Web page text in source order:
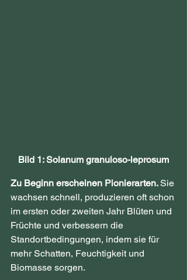
Bild 1: Solanum granuloso-leprosum
Zu Beginn erscheinen Pionierarten. Sie
wachsen schnell, produzieren oft schon
im ersten oder zweiten Jahr Blüten und
Früchte und verbessern die
Standortbedingungen, indem sie für
mehr Schatten, Feuchtigkeit und
Biomasse sorgen.